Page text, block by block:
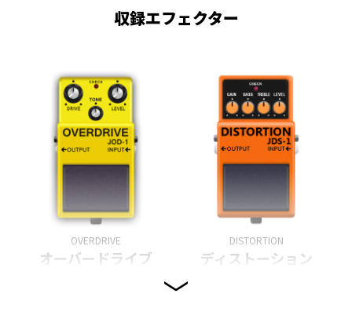
収録エフェクター
OVERDRIVE
オーバードライブ
DISTORTION
ディストーション